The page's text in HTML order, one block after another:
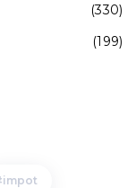
(330)
(199)
impot